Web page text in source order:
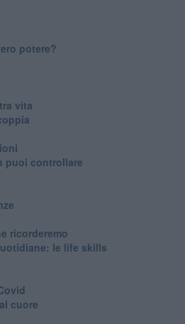
potere?
vita
puoi controllare
ricorderemo
le life skills
cuore